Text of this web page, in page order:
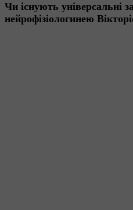
Чи існують універсальні
нейрофізіологинею